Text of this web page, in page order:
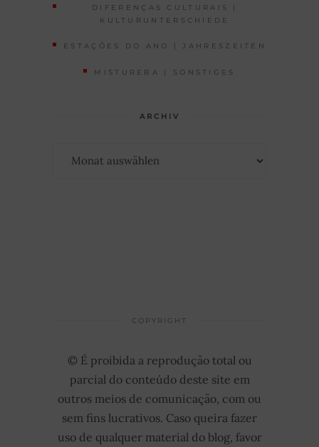
DIFERENÇAS CULTURAIS |
KULTURUNTERSCHIEDE
ESTAÇÕES DO ANO | JAHRESZEITEN
MISTUREBA | SONSTIGES
ARCHIV
COPYRIGHT
© É proibida a reprodução total ou
parcial do conteúdo deste site em
outros meios de comunicação, com ou
sem fins lucrativos. Caso queira fazer
uso de qualquer material do blog, favor